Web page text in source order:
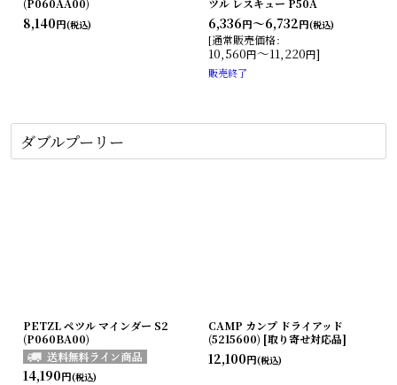
(P060AA00)
8,140円(税込)
ツル レスキュー P50A
6,336円～6,732円(税込)
[通常販売価格:
10,560円～11,220円]
販売終了
ダブルプーリー
PETZL ペツル マインダー S2
(P060BA00)
14,190円(税込)
CAMP カンプ ドライアッド
(5215600) [取り寄せ対応品]
12,100円(税込)